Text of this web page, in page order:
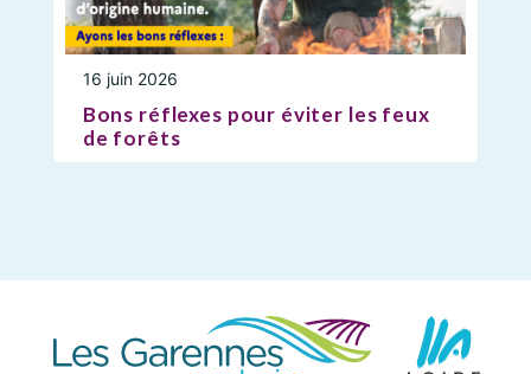
16 juin 2026
Bons réflexes pour éviter les feux
de forêts